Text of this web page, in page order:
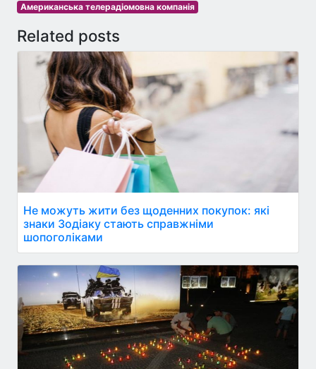
Американська телерадіомовна компанія
Related posts
Не можуть жити без щоденних покупок: які
знаки Зодіаку стають справжніми
шопоголіками